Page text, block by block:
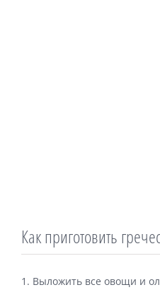
Как приготовить
1. Выложить все овощи и